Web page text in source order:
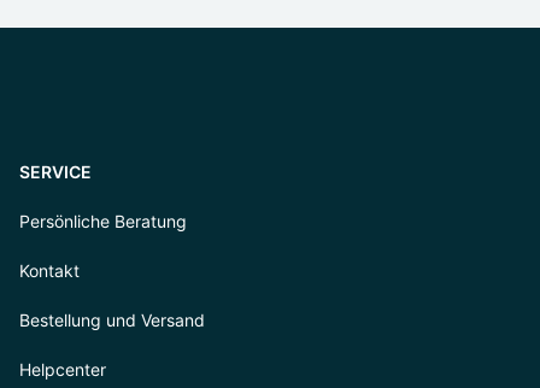
SERVICE
Persönliche Beratung
Kontakt
Bestellung und Versand
Helpcenter